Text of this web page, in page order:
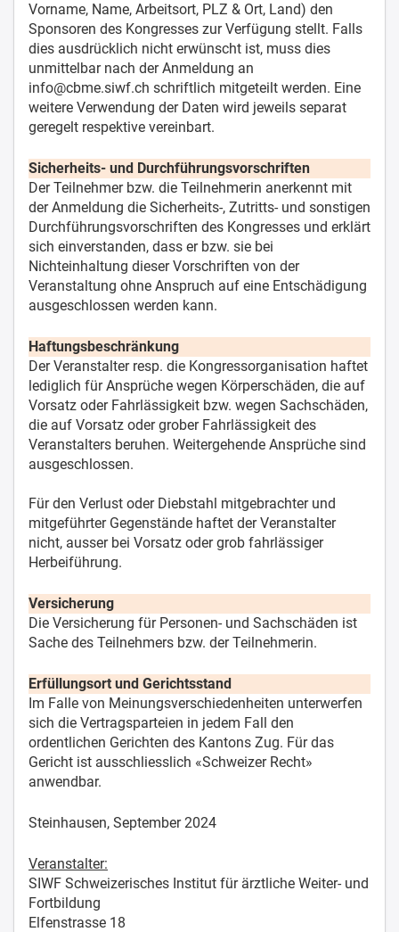
Vorname, Name, Arbeitsort, PLZ & Ort, Land) den
Sponsoren des Kongresses zur Verfügung stellt. Falls
dies ausdrücklich nicht erwünscht ist, muss dies
unmittelbar nach der Anmeldung an
info@cbme.siwf.ch schriftlich mitgeteilt werden. Eine
weitere Verwendung der Daten wird jeweils separat
geregelt respektive vereinbart.
Sicherheits- und Durchführungsvorschriften
Der Teilnehmer bzw. die Teilnehmerin anerkennt mit
der Anmeldung die Sicherheits-, Zutritts- und sonstigen
Durchführungsvorschriften des Kongresses und erklärt
sich einverstanden, dass er bzw. sie bei
Nichteinhaltung dieser Vorschriften von der
Veranstaltung ohne Anspruch auf eine Entschädigung
ausgeschlossen werden kann.
Haftungsbeschränkung
Der Veranstalter resp. die Kongressorganisation haftet
lediglich für Ansprüche wegen Körperschäden, die auf
Vorsatz oder Fahrlässigkeit bzw. wegen Sachschäden,
die auf Vorsatz oder grober Fahrlässigkeit des
Veranstalters beruhen. Weitergehende Ansprüche sind
ausgeschlossen.
Für den Verlust oder Diebstahl mitgebrachter und
mitgeführter Gegenstände haftet der Veranstalter
nicht, ausser bei Vorsatz oder grob fahrlässiger
Herbeiführung.
Versicherung
Die Versicherung für Personen- und Sachschäden ist
Sache des Teilnehmers bzw. der Teilnehmerin.
Erfüllungsort und Gerichtsstand
Im Falle von Meinungsverschiedenheiten unterwerfen
sich die Vertragsparteien in jedem Fall den
ordentlichen Gerichten des Kantons Zug. Für das
Gericht ist ausschliesslich «Schweizer Recht»
anwendbar.
Steinhausen, September 2024
Veranstalter:
SIWF Schweizerisches Institut für ärztliche Weiter- und
Fortbildung
Elfenstrasse 18